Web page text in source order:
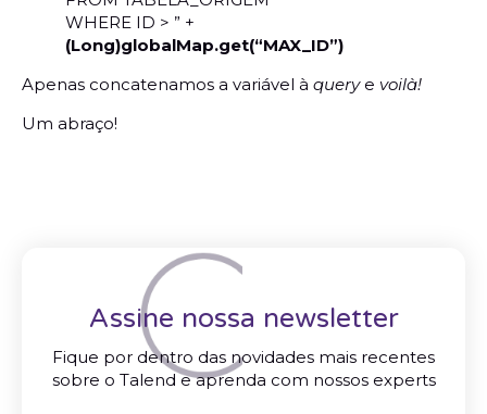
WHERE ID > ” +
(Long)globalMap.get(“MAX_ID”)
Apenas concatenamos a variável à querye voilà!
Um abraço!
Assine nossa newsletter
Fique por dentro das novidades mais recentes
sobre o Talend e aprenda com nossos experts